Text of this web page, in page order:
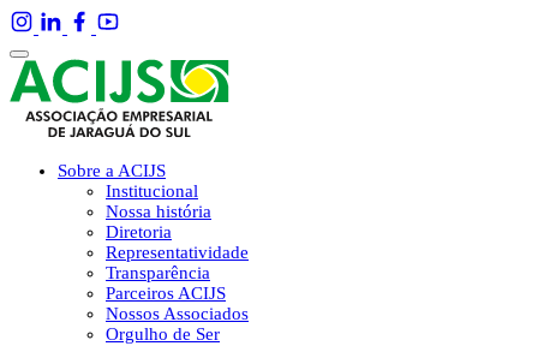
Sobre a ACIJS
Institucional
Nossa história
Diretoria
Representatividade
Transparência
Parceiros ACIJS
Nossos Associados
Orgulho de Ser